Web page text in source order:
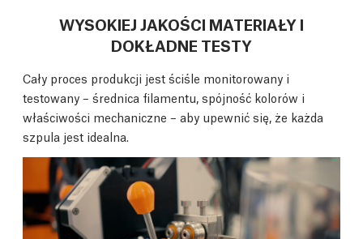
WYSOKIEJ JAKOŚCI MATERIAŁY I
DOKŁADNE TESTY
Cały proces produkcji jest ściśle monitorowany i
testowany – średnica filamentu, spójność kolorów i
właściwości mechaniczne – aby upewnić się, że każda
szpula jest idealna.